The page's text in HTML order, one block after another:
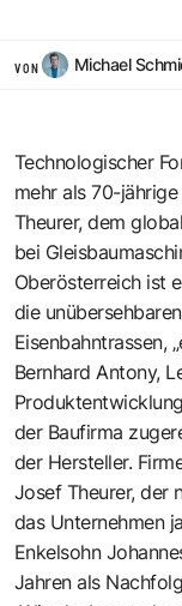
VON Michael
Technologischer
mehr als 70-
Theurer, dem
bei
Oberösterreich ist
die
Eisenbahntrassen,
Bernhard Antony,
der Baufirma
der Hersteller.
Josef Theurer, der
das Unternehmen
Enkelsohn
Jahren als